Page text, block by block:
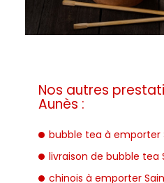
Nos autres
Aunès :
bubble tea à emporter
livraison de bubble tea
chinois à emporter